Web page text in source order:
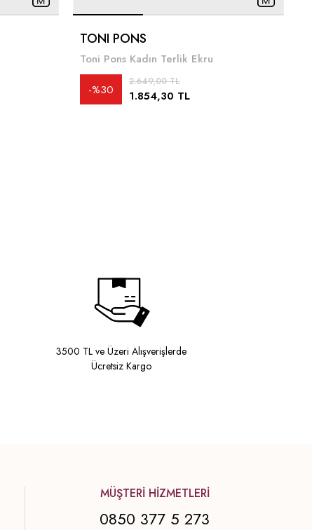
TONI PONS
Toni Pons Kadın Terlik Ekru
1.854,30 TL
2.649,00 TL
%30
3500 TL ve Üzeri Alışverişlerde
Ücretsiz Kargo
MÜŞTERİ HİZMETLERİ
0850 377 5 273